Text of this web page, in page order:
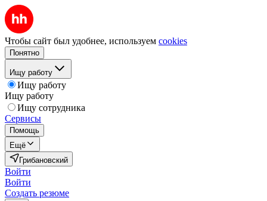
Чтобы сайт был удобнее, используем cookies
Понятно
Ищу работу
Ищу работу
Ищу работу
Ищу сотрудника
Сервисы
Помощь
Ещё
Грибановский
Войти
Войти
Создать резюме